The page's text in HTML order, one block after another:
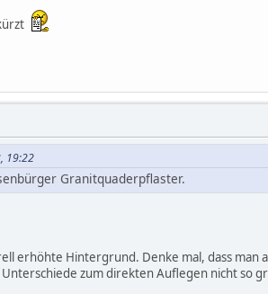
19:22
Granitquaderpflaster.
erhöhte Hintergrund. Denke mal, dass
zum direkten Auflegen nicht so